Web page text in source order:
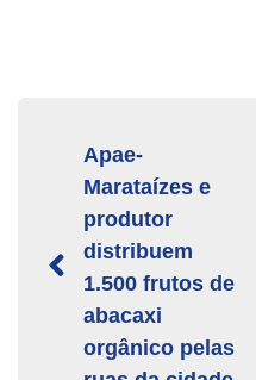
Apae-
Marataízes e
produtor
distribuem
1.500 frutos de
abacaxi
orgânico pelas